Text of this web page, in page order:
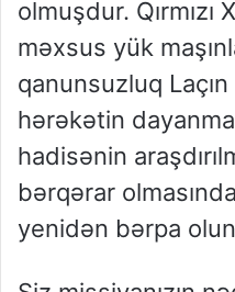
olmuşdur. Qırmızı
məxsus yük
qanunsuzluq
hərəkətin
hadisənin
bərqərar
yenidən bərpa